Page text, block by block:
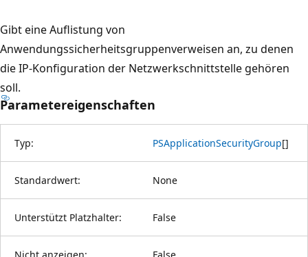
Gibt eine Auflistung von
Anwendungssicherheitsgruppenverweisen an, zu denen
die IP-Konfiguration der Netzwerkschnittstelle gehören
soll.
Parametereigenschaften
Typ: PSApplicationSecurityGroup[]
Standardwert: None
Unterstützt Platzhalter: False
Nicht anzeigen: False